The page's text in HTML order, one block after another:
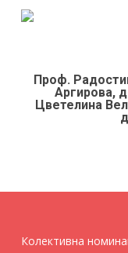
Проф.
Аргирова,
Цветелина
Колективна